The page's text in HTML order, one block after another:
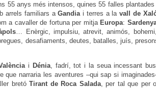
55 anys més intensos, quines 55 falles
arrels familiars aGandiai terres a lavall de
a cavaller de fortuna per mitja Europa:
… Enèrgic, impulsiu, atrevit, animós,
desafiaments, deutes, batalles, juís,
i Dénia, fadrí, tot i la seua incessant
que narraria les aventures –qui sap si
bretó Tirant de Roca Salada, per tal que per